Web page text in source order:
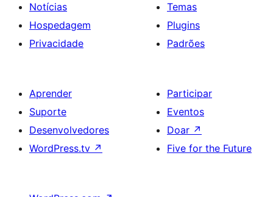
Notícias
Hospedagem
Privacidade
Temas
Plugins
Padrões
Aprender
Suporte
Desenvolvedores
WordPress.tv ↗
Participar
Eventos
Doar ↗
Five for the Future